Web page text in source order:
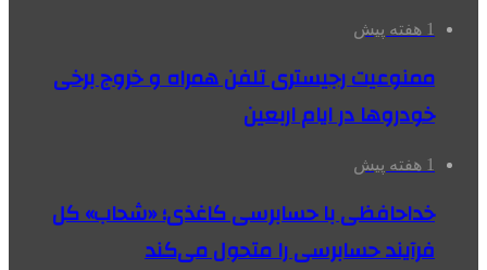
1 هفته پیش
ممنوعیت رجیستری تلفن همراه و خروج برخی
خودروها در ایام اربعین
1 هفته پیش
خداحافظی با حسابرسی کاغذی؛ «شحاب» کل
فرآیند حسابرسی را متحول می‌کند